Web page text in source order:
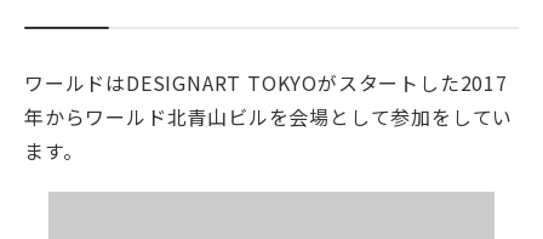
ワールドはDESIGNART TOKYOがスタートした2017
年からワールド北青山ビルを会場として参加をしてい
ます。